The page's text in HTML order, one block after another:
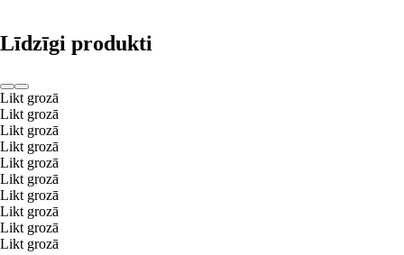
Līdzīgi produkti
Likt grozā
Likt grozā
Likt grozā
Likt grozā
Likt grozā
Likt grozā
Likt grozā
Likt grozā
Likt grozā
Likt grozā